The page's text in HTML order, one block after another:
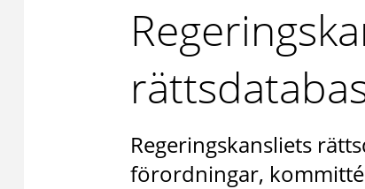
Regeringskansliets
förordningar,